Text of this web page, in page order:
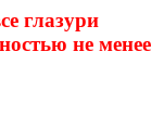
глазури
не менее